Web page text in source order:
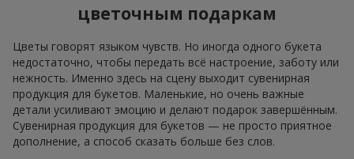
цветочным подаркам
Цветы говорят языком чувств. Но иногда одного букета
недостаточно, чтобы передать всё настроение, заботу или
нежность. Именно здесь на сцену выходит сувенирная
продукция для букетов. Маленькие, но очень важные
детали усиливают эмоцию и делают подарок завершённым.
Сувенирная продукция для букетов — не просто приятное
дополнение, а способ сказать больше без слов.